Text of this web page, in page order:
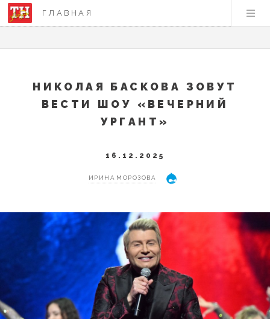
ГЛАВНАЯ
НИКОЛАЯ БАСКОВА ЗОВУТ
ВЕСТИ ШОУ «ВЕЧЕРНИЙ
УРГАНТ»
16.12.2025
ИРИНА МОРОЗОВА